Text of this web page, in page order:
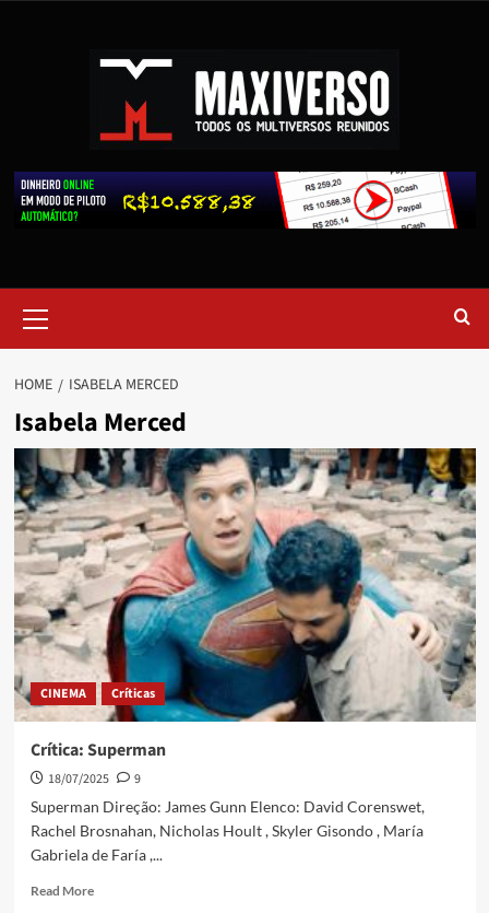
HOME ISABELA MERCED
Isabela Merced
CINEMA Críticas
Crítica: Superman
18/07/2025
9
Superman Direção: James Gunn Elenco: David Corenswet,
Rachel Brosnahan, Nicholas Hoult , Skyler Gisondo , María
Gabriela de Faría ,...
Read More